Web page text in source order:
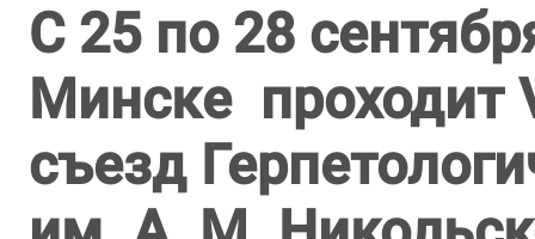
С 25 по 28
Минске
съезд